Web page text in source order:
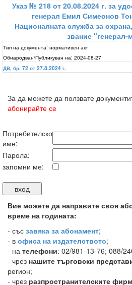
Указ № 218 от 20.08.2024 г. за
генерал Емил Симеонов
Националната служба за
звание "генерал-
Тип на документа: нормативен акт
Обнародван/Публикуван на: 2024-08-27
ДВ, бр. 72 от 27.8.2024 г.
За да можете да ползвате
абонирайте се
Потребителско
име:
Парола:
запомни ме:
Вие можете да направите своя
време на годината:
- със завяка за абонамент;
- в офиса на издателството;
- на телефони: 02/981-13-76; 088/
- чрез нашите търговски
регион;
- чрез разпространителските